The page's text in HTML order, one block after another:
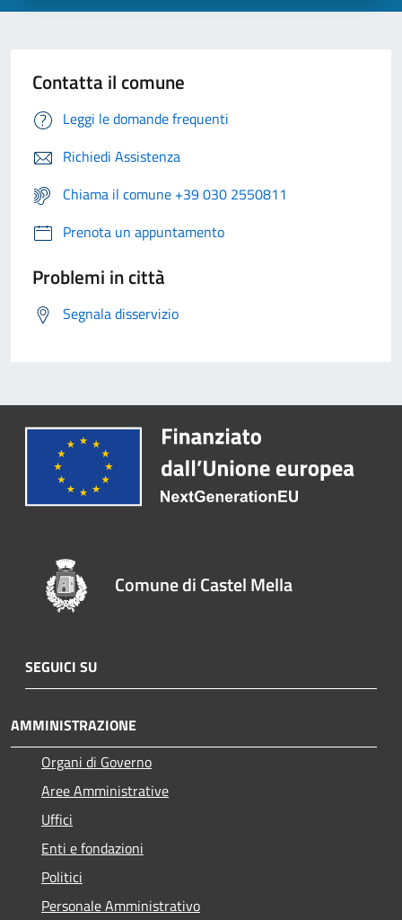
Contatta il comune
Leggi le domande frequenti
Richiedi Assistenza
Chiama il comune +39 030 2550811
Prenota un appuntamento
Problemi in città
Segnala disservizio
Comune di Castel Mella
SEGUICI SU
AMMINISTRAZIONE
Organi di Governo
Aree Amministrative
Uffici
Enti e fondazioni
Politici
Personale Amministrativo